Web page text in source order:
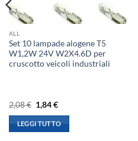
ALL
Set 10 lampade alogene T5
W1,2W 24V W2X4.6D per
cruscotto veicoli industriali
2,08€ Il
prezzo
originale
era:
2,08 €.
1,84€Il
attuale
è:
1,84 €.
LEGGI TUTTO